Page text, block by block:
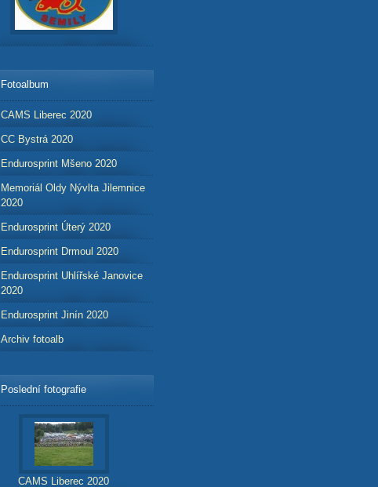
Fotoalbum
CAMS Liberec 2020
CC Bystrá 2020
Endurosprint Mšeno 2020
Memoriál Oldy Nývlta Jilemnice
2020
Endurosprint Úterý 2020
Endurosprint Drmoul 2020
Endurosprint Uhlířské Janovice
2020
Endurosprint Jinín 2020
Archiv fotoalb
Poslední fotografie
CAMS Liberec 2020